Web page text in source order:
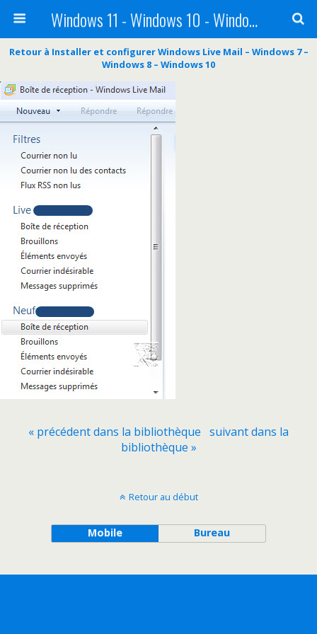
Windows 11 - Windows 10 - Windows 8 - Windows 7 - VISTA
Retour à Installer et configurer Windows Live Mail – Windows 7 –
Windows 8 – Windows 10
« précédent dans la bibliothèque suivant dans la
bibliothèque »
Retour au début
Mobile Bureau